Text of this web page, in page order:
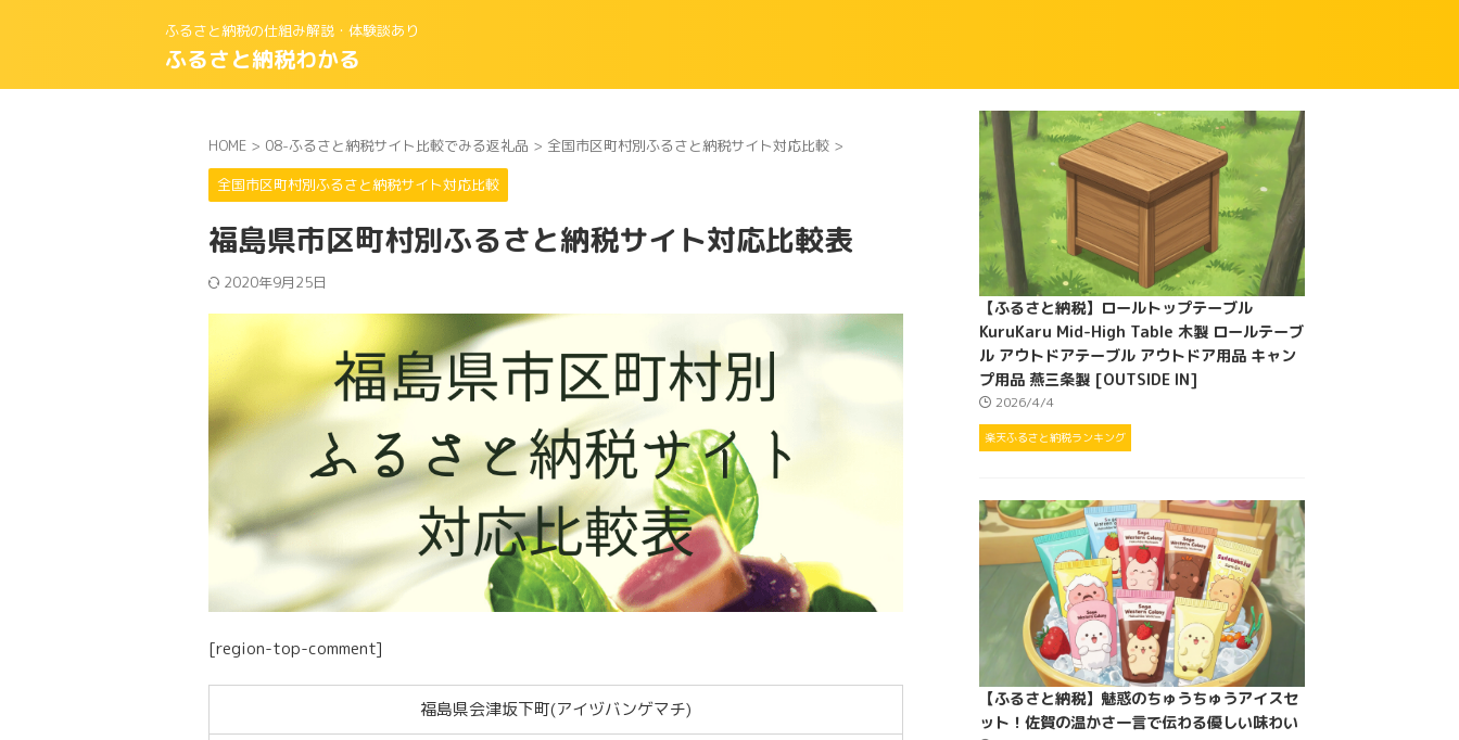
ふるさと納税の仕組み解説・体験談あり
ふるさと納税わかる
HOME > 08-ふるさと納税サイト比較でみる返礼品 > 全国市区町村別ふるさと納税サイト対応比較 >
全国市区町村別ふるさと納税サイト対応比較
福島県市区町村別ふるさと納税サイト対応比較表
2020年9月25日
[region-top-comment]
福島県会津坂下町(アイヅバンゲマチ)
【ふるさと納税】ロールトップテーブル
KuruKaru Mid-High Table 木製 ロールテーブ
ル アウトドアテーブル アウトドア用品 キャン
プ用品 燕三条製 [OUTSIDE IN]
2026/4/4
楽天ふるさと納税ランキング
【ふるさと納税】魅惑のちゅうちゅうアイスセ
ット！佐賀の温かさ一言で伝わる優しい味わい